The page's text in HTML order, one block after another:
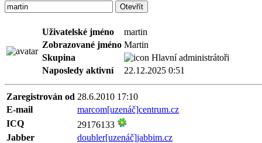
Uživatelské jméno
martin
Zobrazované jméno Martin
Skupina
Hlavní administrátoři
Naposledy aktivní
22.12.2025 0:51
Zaregistrován od 28.6.2010 17:10
E-mail
marcom[uzenáč]centrum.cz
ICQ
29176133
Jabber
doubler[uzenáč]jabbim.cz